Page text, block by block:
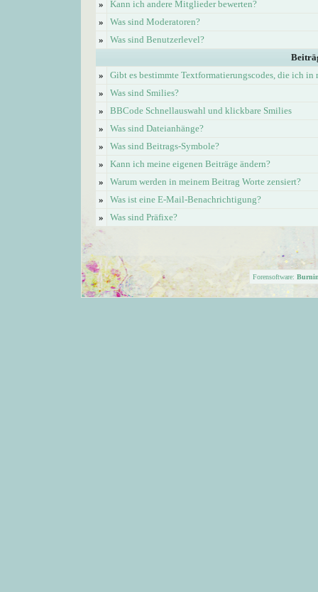
»
Kann ich andere Mitglieder bewerten?
»
Was sind Moderatoren?
»
Was sind Benutzerlevel?
»
Gibt es bestimmte Textformatierungscodes, die ich
»
Was sind Smilies?
»
BBCode Schnellauswahl und klickbare Smilies
»
Was sind Dateianhänge?
»
Was sind Beitrags-Symbole?
»
Kann ich meine eigenen Beiträge ändern?
»
Warum werden in meinem Beitrag Worte zensiert?
»
Was ist eine E-Mail-Benachrichtigung?
»
Was sind Präfixe?
Forensoftware: